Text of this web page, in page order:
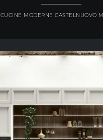
CUCINE MODERNE CASTELNUOVO